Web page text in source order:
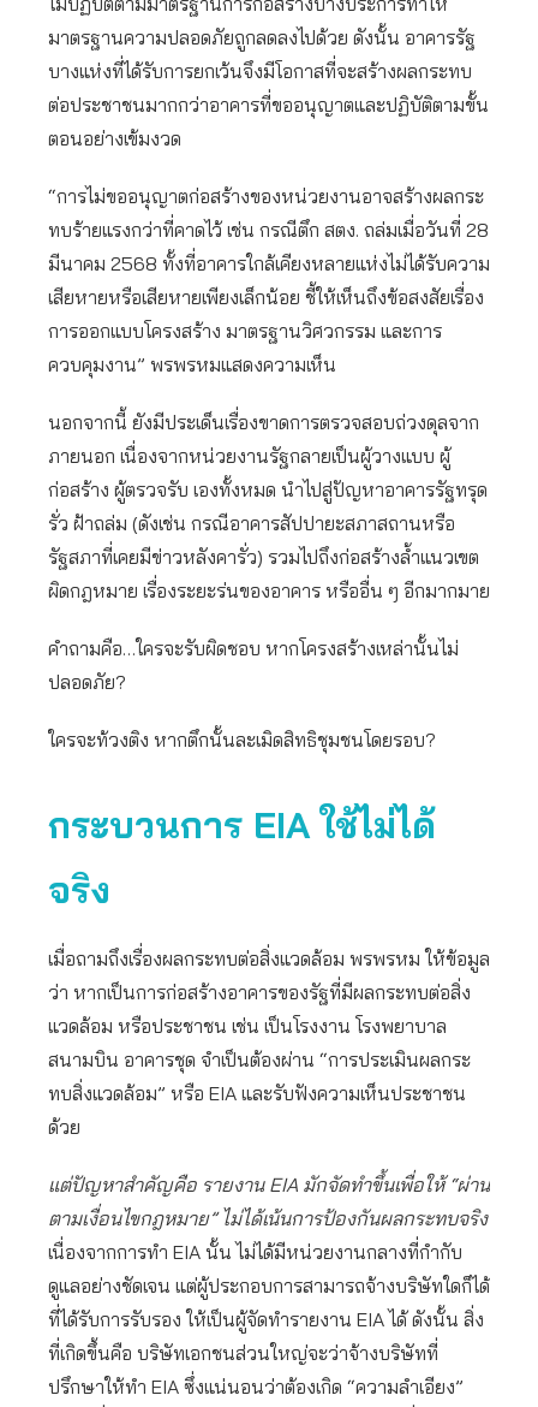
มาตรฐานความปลอดภัยถูกลดลงไปด้วย ดังนั้น อาคารรัฐ
บางแห่งที่ได้รับการยกเว้นจึงมีโอกาสที่จะสร้างผลกระทบ
ต่อประชาชนมากกว่าอาคารที่ขออนุญาตและปฏิบัติตามขั้น
ตอนอย่างเข้มงวด
“การไม่ขออนุญาตก่อสร้างของหน่วยงานอาจสร้างผลกระ
ทบร้ายแรงกว่าที่คาดไว้ เช่น กรณีตึก สตง. ถล่มเมื่อวันที่ 28
มีนาคม 2568 ทั้งที่อาคารใกล้เคียงหลายแห่งไม่ได้รับความ
เสียหายหรือเสียหายเพียงเล็กน้อย ชี้ให้เห็นถึงข้อสงสัยเรื่อง
การออกแบบโครงสร้าง มาตรฐานวิศวกรรม และการ
ควบคุมงาน” พรพรหมแสดงความเห็น
นอกจากนี้ ยังมีประเด็นเรื่องขาดการตรวจสอบถ่วงดุลจาก
ภายนอก เนื่องจากหน่วยงานรัฐกลายเป็นผู้วางแบบ ผู้
ก่อสร้าง ผู้ตรวจรับ เองทั้งหมด นำไปสู่ปัญหาอาคารรัฐทรุด
รั่ว ฝ้าถล่ม (ดังเช่น กรณีอาคารสัปปายะสภาสถานหรือ
รัฐสภาที่เคยมีข่าวหลังคารั่ว) รวมไปถึงก่อสร้างล้ำแนวเขต
ผิดกฎหมาย เรื่องระยะร่นของอาคาร หรืออื่น ๆ อีกมากมาย
คำถามคือ…ใครจะรับผิดชอบ หากโครงสร้างเหล่านั้นไม่
ปลอดภัย?
ใครจะท้วงติง หากตึกนั้นละเมิดสิทธิชุมชนโดยรอบ?
กระบวนการ EIA ใช้ไม่ได้
จริง
เมื่อถามถึงเรื่องผลกระทบต่อสิ่งแวดล้อม พรพรหม ให้ข้อมูล
ว่า หากเป็นการก่อสร้างอาคารของรัฐที่มีผลกระทบต่อสิ่ง
แวดล้อม หรือประชาชน เช่น เป็นโรงงาน โรงพยาบาล
สนามบิน อาคารชุด จำเป็นต้องผ่าน “การประเมินผลกระ
ทบสิ่งแวดล้อม” หรือ EIA และรับฟังความเห็นประชาชน
ด้วย
แต่ปัญหาสำคัญคือ รายงาน EIA มักจัดทำขึ้นเพื่อให้ “ผ่าน
ตามเงื่อนไขกฎหมาย” ไม่ได้เน้นการป้องกันผลกระทบจริง
เนื่องจากการทำ EIA นั้น ไม่ได้มีหน่วยงานกลางที่กำกับ
ดูแลอย่างชัดเจน แต่ผู้ประกอบการสามารถจ้างบริษัทใดก็ได้
ที่ได้รับการรับรอง ให้เป็นผู้จัดทำรายงาน EIA ได้ ดังนั้น สิ่ง
ที่เกิดขึ้นคือ บริษัทเอกชนส่วนใหญ่จะว่าจ้างบริษัทที่
ปรึกษาให้ทำ EIA ซึ่งแน่นอนว่าต้องเกิด “ความลำเอียง”